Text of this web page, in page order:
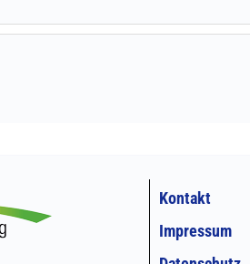
Kontakt
Impressum